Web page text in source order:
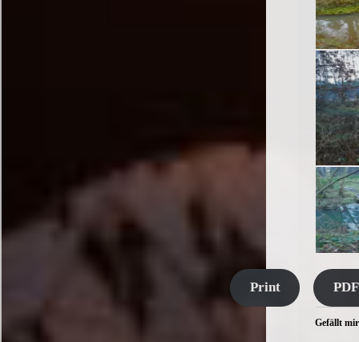
Print PDF
Gefällt